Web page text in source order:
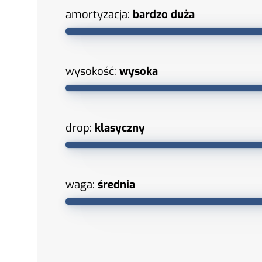
amortyzacja: bardzo duża
wysokość: wysoka
drop: klasyczny
waga: średnia